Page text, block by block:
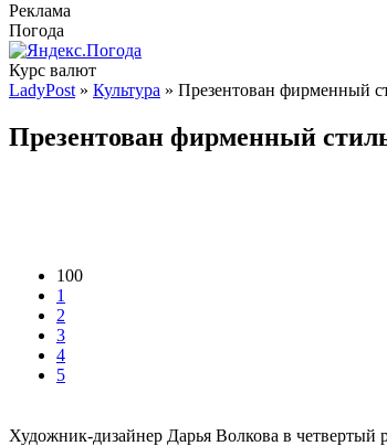
Реклама
Погода
Курс валют
LadyPost » Культура » Презентован фирменный
Презентован фирменный
100
1
2
3
4
5
Художник-дизайнер Дарья Волкова в четвертый